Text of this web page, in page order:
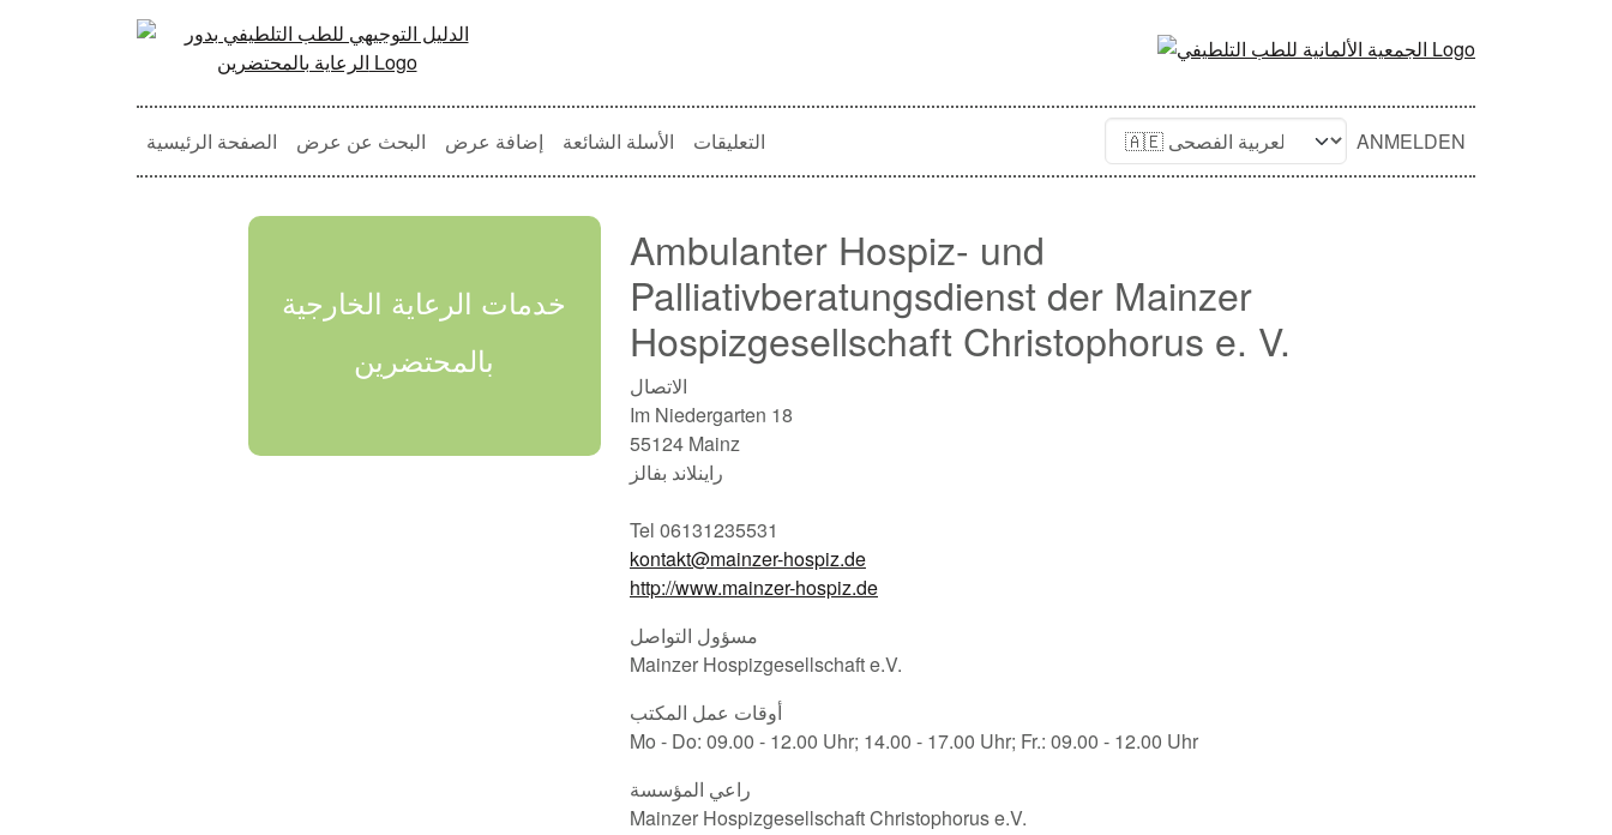
الصفحة الرئيسية البحث عن عرض إضافة عرض الأسلة الشائعة التعليقات ANMELDEN
خدمات الرعاية الخارجية
بالمحتضرين
Ambulanter Hospiz- und
Palliativberatungsdienst der Mainzer
Hospizgesellschaft Christophorus e. V.
الاتصال
Im Niedergarten 18
55124 Mainz
راينلاند بفالز
Tel 06131235531
kontakt@mainzer-hospiz.de
http://www.mainzer-hospiz.de
مسؤول التواصل
Mainzer Hospizgesellschaft e.V.
أوقات عمل المكتب
Mo - Do: 09.00 - 12.00 Uhr; 14.00 - 17.00 Uhr; Fr.: 09.00 - 12.00 Uhr
راعي المؤسسة
Mainzer Hospizgesellschaft Christophorus e.V.